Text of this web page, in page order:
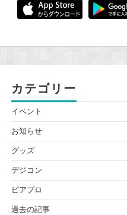
カテゴリー
イベント
お知らせ
グッズ
デジコン
ピアプロ
過去の記事